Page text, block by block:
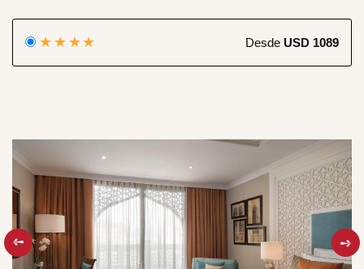
★★★★ Desde USD 1089